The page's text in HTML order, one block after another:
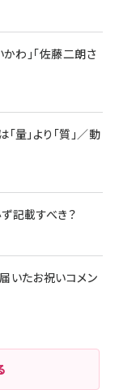
かわ」「佐藤二朗さ
量」より「質」／動
記載すべき？
いたお祝いコメン